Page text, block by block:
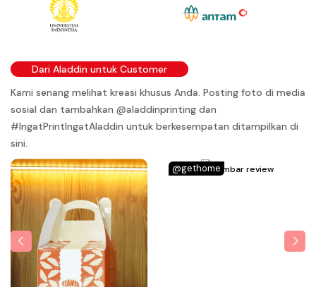
Dari Aladdin untuk Customer
Kami senang melihat kreasi khusus Anda. Posting foto di media
sosial dan tambahkan @aladdinprinting dan
#IngatPrintIngatAladdin untuk berkesempatan ditampilkan di
sini.
@gethome